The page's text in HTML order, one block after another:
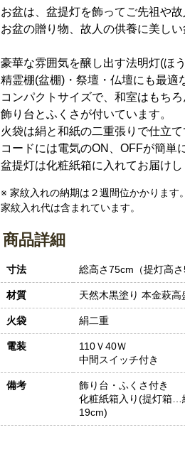
お盆は、盆提灯を飾ってご先祖や故
お盆の贈り物、故人の供養に美しい
豪華な雰囲気を醸し出す法明灯(ほ
精霊棚(盆棚)・祭壇・仏壇にも最適
コンパクトサイズで、和室はもち
飾り台とふくさが付いています。
火袋は絹と和紙の二重張りで仕立
コードには電気のON、OFFが簡単
盆提灯は化粧紙箱に入れてお届けし
※ 家紋入れの納期は２週間位かかります。
家紋入れ代は含まれています。
商品詳細
寸法 総高さ75cm（提灯高
材質 天然木黒塗り 本金萩高
火袋 絹二重
電装
110Ｖ40Ｗ
中間スイッチ付き
備考
飾り台・ふくさ付き
化粧紙箱入り(提灯箱…
19cm)